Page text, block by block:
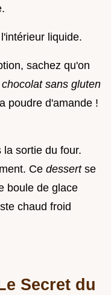
liquide.
sachez qu'on
sans gluten
poudre d'amande !
sortie du four.
Ce dessert se
boule de glace
chaud froid
Secret du